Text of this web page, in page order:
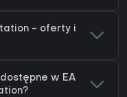
- oferty i
w EA